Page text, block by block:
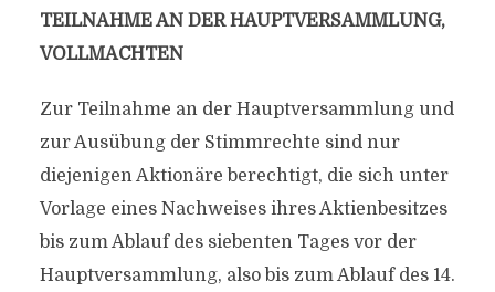
TEILNAHME AN DER HAUPTVERSAMMLUNG,
VOLLMACHTEN
Zur Teilnahme an der Hauptversammlung und
zur Ausübung der Stimmrechte sind nur
diejenigen Aktionäre berechtigt, die sich unter
Vorlage eines Nachweises ihres Aktienbesitzes
bis zum Ablauf des siebenten Tages vor der
Hauptversammlung, also bis zum Ablauf des 14.